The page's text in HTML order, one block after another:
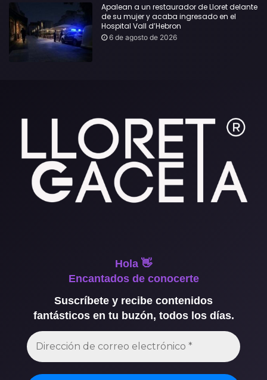
Apalean a un restaurador de Lloret delante
de su mujer y acaba ingresado en el
Hospital Vall d’Hebron
6 de agosto de 2026
Hola 👋
Encantados de conocerte
Suscríbete y recibe contenidos
fantásticos en tu buzón, todos los días.